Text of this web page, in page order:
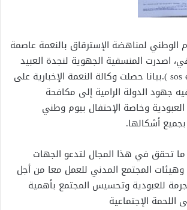
الوطني لمناهضة الإسترقاق بالنعمة عاصمة
اصدرت المنسقية الجهوية لنجدة العبيد
بالولاية ،(sos esclavage ).بيانا حصلت وكالة النعمة الإخبارية على
جهود الدولة الرامية إلى مكافحة
وخاصة الإحتفال بيوم وطني
أشكالها.
ما تحقق في هذا المجال لتدعو الجهات
وهيئات المجتمع المدني للعمل معا من أجل
للعبودية وتحسيس المجتمع بأهمية
الإجتماعية